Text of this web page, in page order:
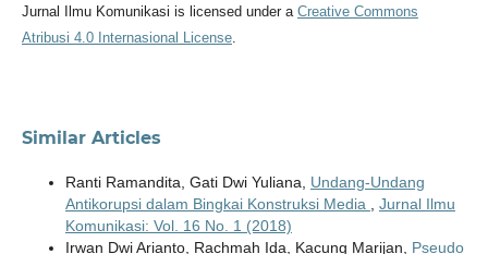
Jurnal Ilmu Komunikasi is licensed under a Creative Commons
Atribusi 4.0 Internasional License.
Similar Articles
Ranti Ramandita, Gati Dwi Yuliana, Undang-Undang
Antikorupsi dalam Bingkai Konstruksi Media
Jurnal Ilmu
Komunikasi: Vol. 16 No. 1 (2018)
Irwan Dwi Arianto, Rachmah Ida, Kacung Marijan, Pseudo